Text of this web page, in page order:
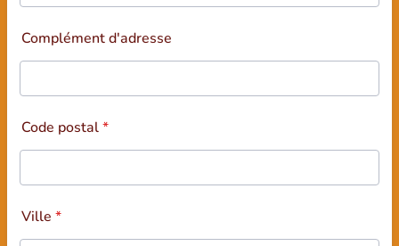
Complément d'adresse
Code postal*
Ville *